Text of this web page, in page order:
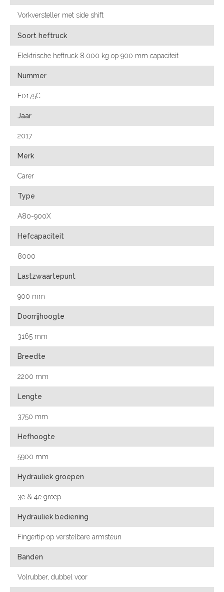
Vorkversteller met side shift
Soort heftruck
Elektrische heftruck 8.000 kg op 900 mm capaciteit
Nummer
E0175C
Jaar
2017
Merk
Carer
Type
A80-900X
Hefcapaciteit
8000
Lastzwaartepunt
900 mm
Doorrijhoogte
3165 mm
Breedte
2200 mm
Lengte
3750 mm
Hefhoogte
5900 mm
Hydrauliek groepen
3e & 4e groep
Hydrauliek bediening
Fingertip op verstelbare armsteun
Banden
Volrubber, dubbel voor